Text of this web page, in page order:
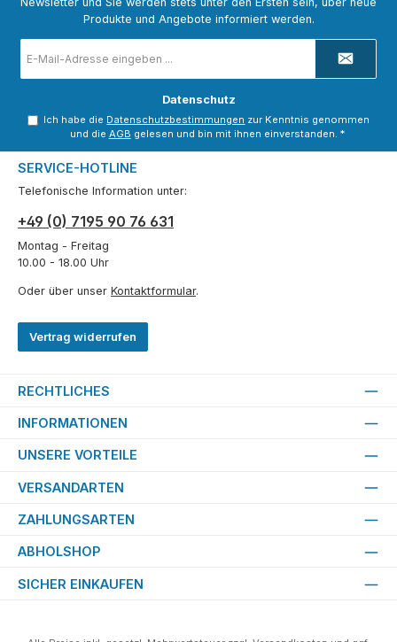
Produkte und Angebote informiert werden.
Mail-
Adresse
Datenschutz
Ich habe die Datenschutzbestimmungen zur Kenntnis genommen
und die AGB gelesen und bin mit ihnen einverstanden. *
SERVICE-HOTLINE
Telefonische Information unter:
+49 (0) 7195 90 76 631
Montag - Freitag
10.00 - 18.00 Uhr
Oder über unser Kontaktformular.
Vertrag widerrufen
RECHTLICHES
INFORMATIONEN
UNSERE VORTEILE
VERSANDARTEN
ZAHLUNGSARTEN
ABHOLSHOP
SICHER EINKAUFEN